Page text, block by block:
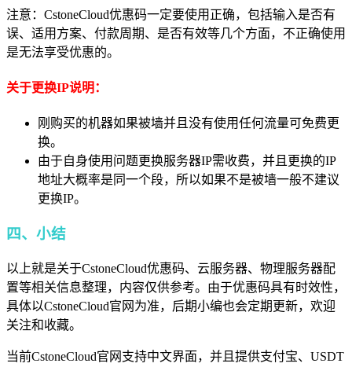
注意：CstoneCloud优惠码一定要使用正确，包括输入是否有
误、适用方案、付款周期、是否有效等几个方面，不正确使用
是无法享受优惠的。
关于更换IP说明：
刚购买的机器如果被墙并且没有使用任何流量可免费更
换。
由于自身使用问题更换服务器IP需收费，并且更换的IP
地址大概率是同一个段，所以如果不是被墙一般不建议
更换IP。
四、小结
以上就是关于CstoneCloud优惠码、云服务器、物理服务器配
置等相关信息整理，内容仅供参考。由于优惠码具有时效性，
具体以CstoneCloud官网为准，后期小编也会定期更新，欢迎
关注和收藏。
当前CstoneCloud官网支持中文界面，并且提供支付宝、USDT